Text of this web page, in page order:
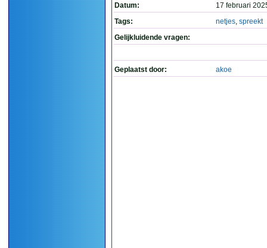
Datum:
17 februari
Tags:
netjes, spreekt
Gelijkluidende vragen:
Geplaatst door: akoe